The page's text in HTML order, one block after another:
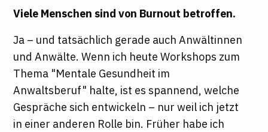
Viele Menschen sind von Burnout betroffen.
Ja – und tatsächlich gerade auch Anwältinnen
und Anwälte. Wenn ich heute Workshops zum
Thema "Mentale Gesundheit im
Anwaltsberuf" halte, ist es spannend, welche
Gespräche sich entwickeln – nur weil ich jetzt
in einer anderen Rolle bin. Früher habe ich